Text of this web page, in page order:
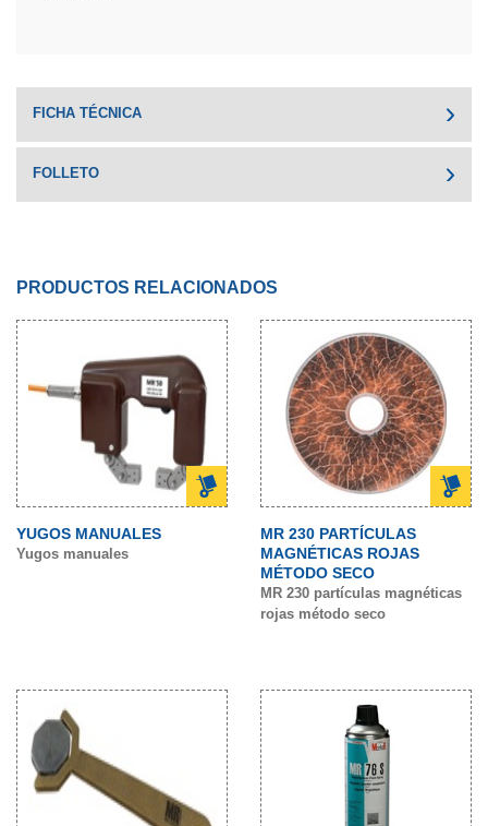
FICHA TÉCNICA
FOLLETO
PRODUCTOS RELACIONADOS
YUGOS MANUALES
Yugos manuales
MR 230 PARTÍCULAS
MAGNÉTICAS ROJAS
MÉTODO SECO
MR 230 partículas magnéticas
rojas método seco